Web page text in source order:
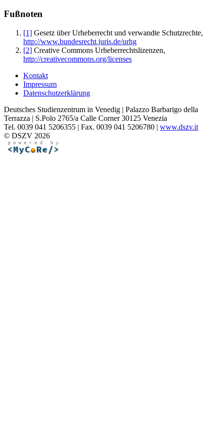
Fußnoten
[1] Gesetz über Urheberrecht und verwandte Schutzrechte,
http://www.bundesrecht.juris.de/urhg
[2] Creative Commons Urheberrechtslizenzen,
http://creativecommons.org/licenses
Kontakt
Impressum
Datenschutzerklärung
Deutsches Studienzentrum in Venedig | Palazzo Barbarigo della
Terrazza | S.Polo 2765/a Calle Corner 30125 Venezia
Tel. 0039 041 5206355 | Fax. 0039 041 5206780 | www.dszv.it
© DSZV 2026